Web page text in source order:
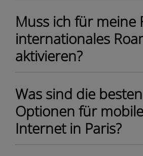
Muss ich für meine
internationales
aktivieren?
Was sind die besten
Optionen für
Internet in Paris?